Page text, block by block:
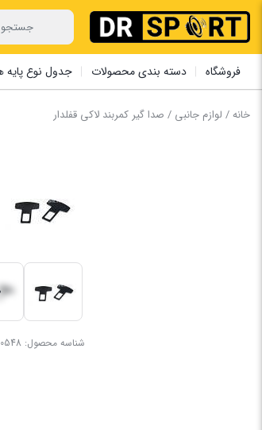
فروشگاه دسته بندی محصولات جدول نوع پایه
خانه/ لوازم جانبی / صدا گیر کمربند ‏لاکی ‏قفلدار
شناسه محصول: